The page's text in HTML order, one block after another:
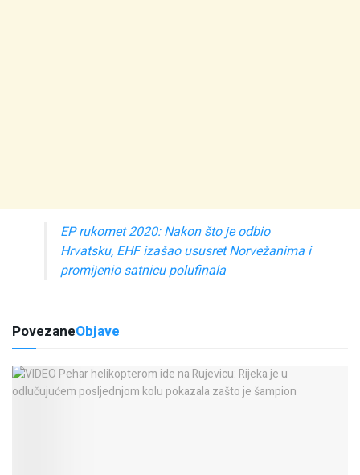
EP rukomet 2020: Nakon što je odbio
Hrvatsku, EHF izašao ususret Norvežanima i
promijenio satnicu polufinala
PovezaneObjave